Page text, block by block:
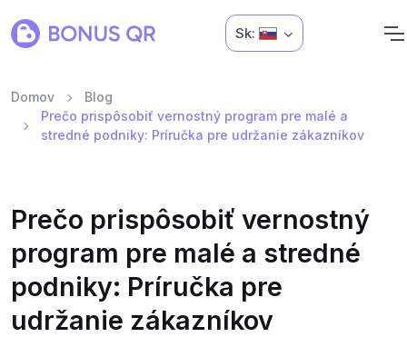
Sk:
Domov
Blog
Prečo prispôsobiť vernostný program pre malé a
stredné podniky: Príručka pre udržanie zákazníkov
Prečo prispôsobiť vernostný
program pre malé a stredné
podniky: Príručka pre
udržanie zákazníkov